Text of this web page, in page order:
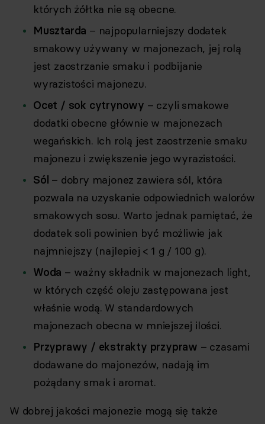
których żółtka nie są obecne.
Musztarda – najpopularniejszy dodatek
smakowy używany w majonezach, jej rolą
jest zaostrzanie smaku i podbijanie
wyrazistości majonezu.
Ocet / sok cytrynowy – czyli smakowe
dodatki obecne głównie w majonezach
wegańskich. Ich rolą jest zaostrzenie smaku
majonezu i zwiększenie jego wyrazistości.
Sól – dobry majonez zawiera sól, która
pozwala na uzyskanie odpowiednich walorów
smakowych sosu. Warto jednak pamiętać, że
dodatek soli powinien być możliwie jak
najmniejszy (najlepiej < 1 g / 100 g).
Woda – ważny składnik w majonezach light,
w których część oleju zastępowana jest
właśnie wodą. W standardowych
majonezach obecna w mniejszej ilości.
Przyprawy / ekstrakty przypraw – czasami
dodawane do majonezów, nadają im
pożądany smak i aromat.
W dobrej jakości majonezie mogą się także